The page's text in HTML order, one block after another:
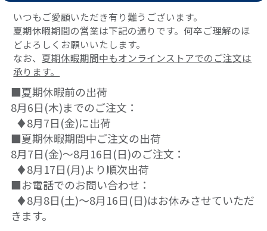
いつもご愛顧いただき有り難うございます。
夏期休暇期間の営業は下記の通りです。何卒ご理解のほ
どよろしくお願いいたします。
なお、 夏期休暇期間中もオンラインストアでのご注文は
承ります。
■夏期休暇前の出荷
8月6日(木)までのご注文：
♦8月7日(金)に出荷
■夏期休暇期間中ご注文の出荷
8月7日(金)～8月16日(日)のご注文：
♦8月17日(月)より順次出荷
■お電話でのお問い合わせ：
♦8月8日(土)～8月16日(日)はお休みさせていただ
きます。